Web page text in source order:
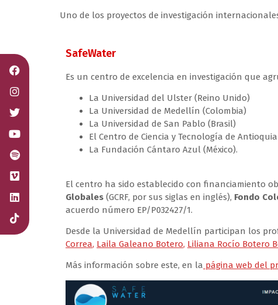
Uno de los proyectos de investigación
SafeWater
Es un centro de excelencia en investigación que
La Universidad del Ulster (Reino Unido)
La Universidad de Medellín (Colombia)
La Universidad de San Pablo (Brasil)
El Centro de Ciencia y Tecnología de
La Fundación Cántaro Azul (México).
El centro ha sido establecido con financiamiento
Globales (GCRF, por sus siglas en inglés), Fondo
acuerdo número EP/P032427/1.
Desde la Universidad de Medellín participan los
Correa, Laila Galeano Botero, Liliana Rocío Botero
Más información sobre este, en la página web del